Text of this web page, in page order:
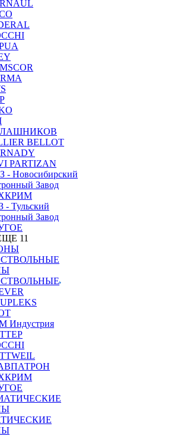
BELLOT
PARTIZAN
- Новосибирский
Завод
- Тульский
Завод
11
Индустрия